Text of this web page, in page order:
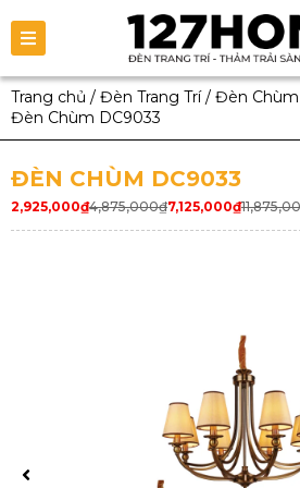
Trang chủ / Đèn Trang Trí/ Đèn Chùm
Đèn Chùm DC9033
ĐÈN CHÙM DC9033
4,875,000₫
2,925,000₫ 7,125,000₫